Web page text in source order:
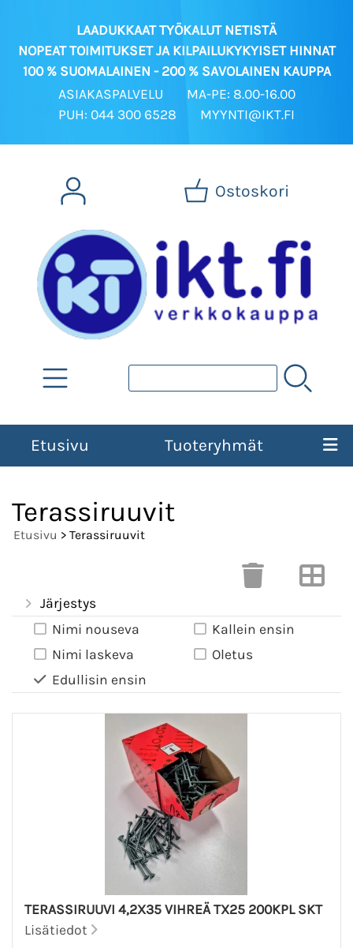
LAADUKKAAT TYÖKALUT NETISTÄ
NOPEAT TOIMITUKSET JA KILPAILUKYKYISET HINNAT
100 % SUOMALAINEN - 200 % SAVOLAINEN KAUPPA
ASIAKASPALVELU
MA-PE: 8.00-16.00
PUH: 044 300 6528
MYYNTI@IKT.FI
Ostoskori
Etusivu Tuoteryhmät
Terassiruuvit
Etusivu > Terassiruuvit
Järjestys
Nimi nouseva
Nimi laskeva
Edullisin ensin
Kallein ensin
Oletus
TERASSIRUUVI 4,2X35 VIHREÄ TX25 200KPL SKT
Lisätiedot